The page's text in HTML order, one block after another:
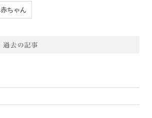
赤ちゃん